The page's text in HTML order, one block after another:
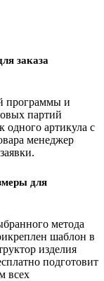
заказа
программы и
партий
одного артикула с
менеджер
для
метода
шаблон в
изделия
подготовит
всех